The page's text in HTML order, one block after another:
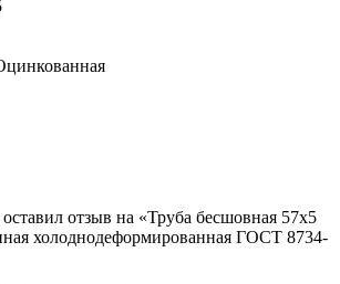
отзыв на «Труба бесшовная 57х5
холоднодеформированная ГОСТ 8734-